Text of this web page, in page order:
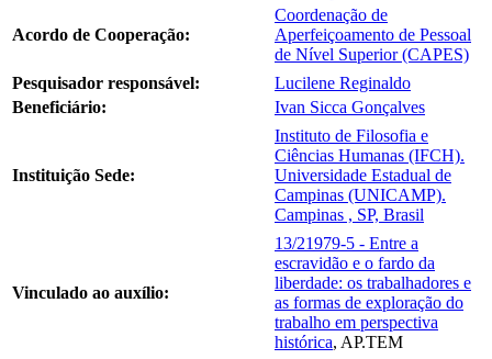
Acordo de Cooperação:
Coordenação de
Aperfeiçoamento de Pessoal
de Nível Superior (CAPES)
Pesquisador responsável:
Lucilene Reginaldo
Beneficiário:
Ivan Sicca Gonçalves
Instituição Sede:
Instituto de Filosofia e
Ciências Humanas (IFCH).
Universidade Estadual de
Campinas (UNICAMP).
Campinas , SP, Brasil
Vinculado ao auxílio:
13/21979-5 - Entre a
escravidão e o fardo da
liberdade: os trabalhadores e
as formas de exploração do
trabalho em perspectiva
histórica, AP.TEM